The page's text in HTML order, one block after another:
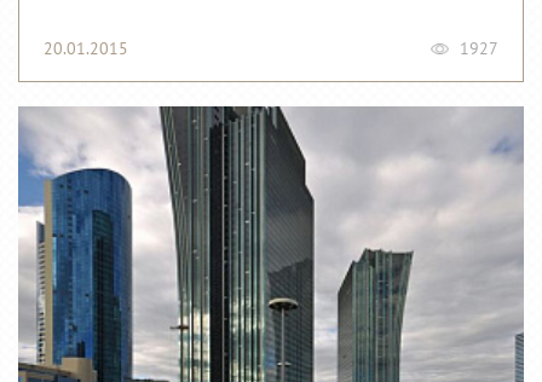
20.01.2015 1927